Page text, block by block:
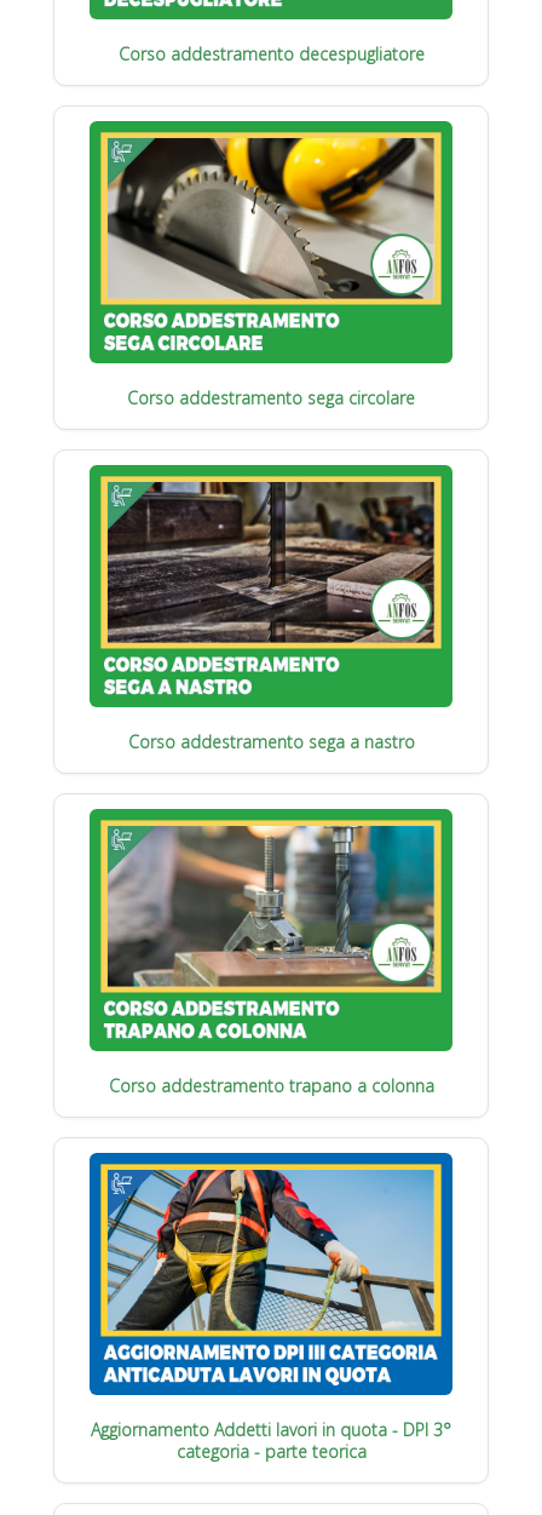
Corso addestramento decespugliatore
Corso addestramento sega circolare
Corso addestramento sega a nastro
Corso addestramento trapano a colonna
Aggiornamento Addetti lavori in quota - DPI 3°
categoria - parte teorica